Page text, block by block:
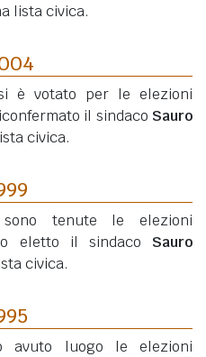
lista civica.
è votato per le elezioni
il sindaco Sauro
civica.
tenute le elezioni
eletto il sindaco Sauro
civica.
avuto luogo le elezioni